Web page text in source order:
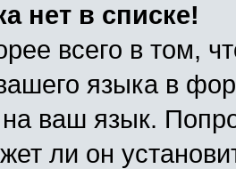
нет в списке!
всего в том,
языка в
ваш язык.
ли он